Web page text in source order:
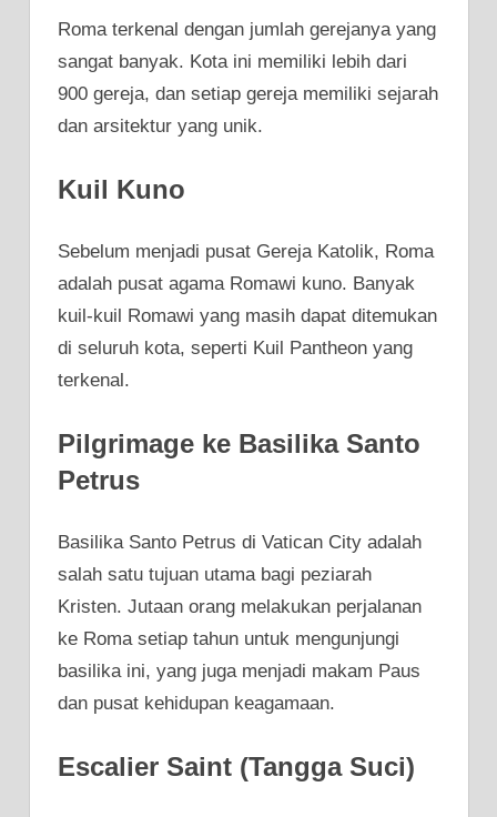
Roma terkenal dengan jumlah gerejanya yang
sangat banyak. Kota ini memiliki lebih dari
900 gereja, dan setiap gereja memiliki sejarah
dan arsitektur yang unik.
Kuil Kuno
Sebelum menjadi pusat Gereja Katolik, Roma
adalah pusat agama Romawi kuno. Banyak
kuil-kuil Romawi yang masih dapat ditemukan
di seluruh kota, seperti Kuil Pantheon yang
terkenal.
Pilgrimage ke Basilika Santo
Petrus
Basilika Santo Petrus di Vatican City adalah
salah satu tujuan utama bagi peziarah
Kristen. Jutaan orang melakukan perjalanan
ke Roma setiap tahun untuk mengunjungi
basilika ini, yang juga menjadi makam Paus
dan pusat kehidupan keagamaan.
Escalier Saint (Tangga Suci)